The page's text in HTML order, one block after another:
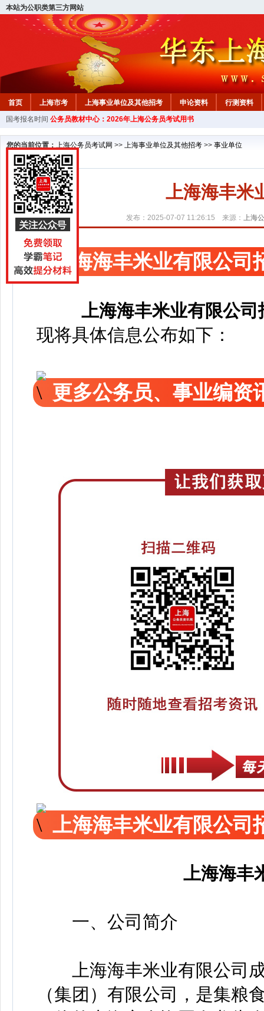
本站为公职类第三方网站
首页 上海市考 上海事业单位及其他招考 申论资料
行测资料
国考报名时间 公务员教材中心：2026年上海公务员考试用书
您的当前位置： 上海公务员考试网 >> 上海事业单位及其他招考 >> 事业单位
上海海丰米
发布：2025-07-07 11:26:15 来源： 上海
上海海丰米业有限公司
上海海丰米业有限公司
现将具体信息公布如下：
更多公务员、事业编资
上海海丰米业有限公司
上海海丰
一、公司简介
上海海丰米业有限公司成
（集团）有限公司，是集粮